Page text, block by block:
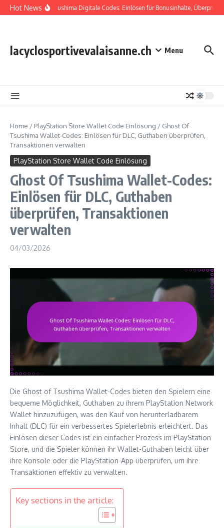
Skip to content
Hot News
Ghost Of Tsushima Digitale Codes: Einlösen für Bonusinhalte, Überprüfen
lacyclosportivevalaisanne.ch Menu
Home / PlayStation Store Wallet Code Einlösung / Ghost Of
Tsushima Wallet-Codes: Einlösen für DLC, Guthaben überprüfen,
Transaktionen verwalten
PlayStation Store Wallet Code Einlösung
Ghost Of Tsushima Wallet-Codes:
Einlösen für DLC, Guthaben
überprüfen, Transaktionen
verwalten
04/03/2026
Die Ghost of Tsushima Wallet-Codes bieten den Spielern eine
bequeme Möglichkeit, Guthaben zu ihrem PlayStation Network
Wallet hinzuzufügen, was den Kauf von herunterladbarem
Inhalt (DLC) für ein verbessertes Spielerlebnis erleichtert. Das
Einlösen dieser Codes ist ein einfacher Prozess im PlayStation
Store, und die Spieler können ihr Wallet-Guthaben leicht über
ihre Konsole oder die PlayStation-App überprüfen, um ihre
Transaktionen effektiv zu verwalten.
Key sections in the article: